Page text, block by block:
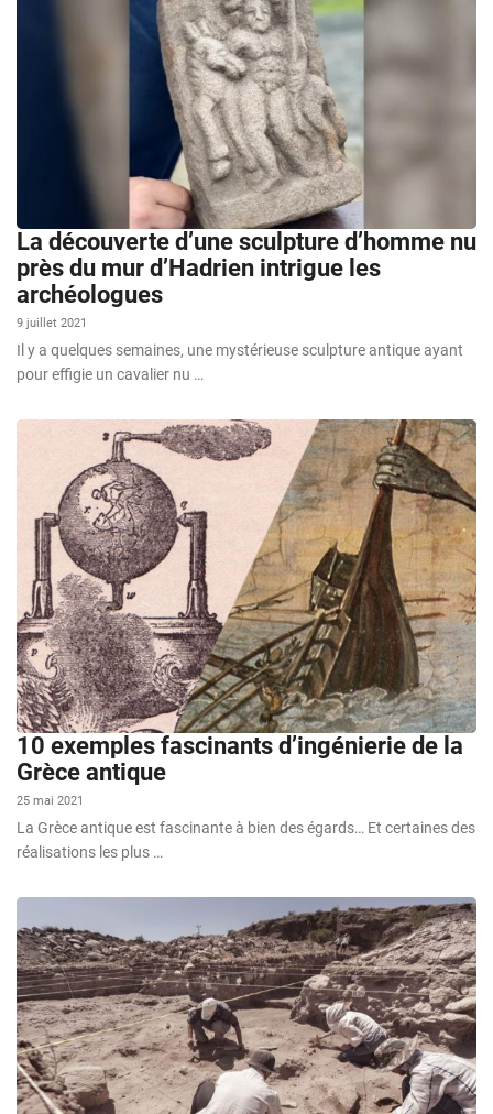
La découverte d’une sculpture d’homme nu
près du mur d’Hadrien intrigue les
archéologues
9 juillet 2021
Il y a quelques semaines, une mystérieuse sculpture antique ayant
pour effigie un cavalier nu …
10 exemples fascinants d’ingénierie de la
Grèce antique
25 mai 2021
La Grèce antique est fascinante à bien des égards… Et certaines des
réalisations les plus …